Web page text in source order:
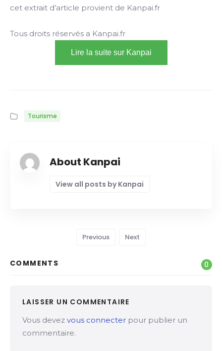
cet extrait d’article provient de Kanpai.fr
Tous droits réservés a Kanpai.fr
Lire la suite sur Kanpai
Tourisme
About Kanpai
View all posts by Kanpai
Previous Next
COMMENTS 0
LAISSER UN COMMENTAIRE
Vous devez vous connecter pour publier un
commentaire.